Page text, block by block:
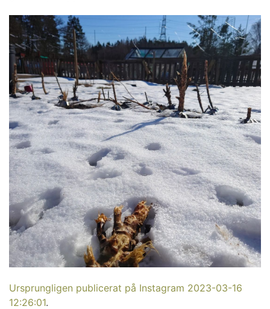
Ursprungligen publicerat på Instagram 2023-03-16
12:26:01.